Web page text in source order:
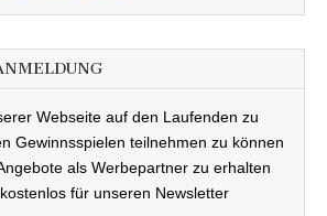
Webseite auf den Laufenden zu
Gewinnsspielen teilnehmen zu können
als Werbepartner zu erhalten
für unseren Newsletter